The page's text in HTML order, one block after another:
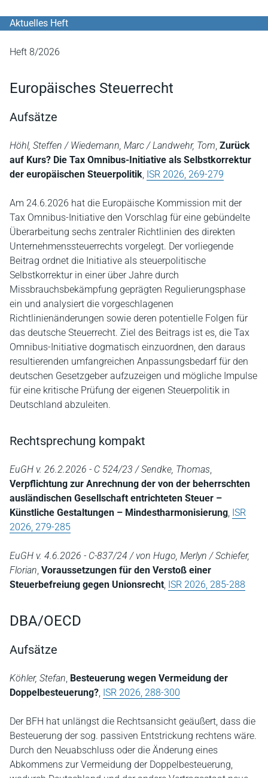
Aktuelles Heft
Heft 8/2026
Europäisches Steuerrecht
Aufsätze
Höhl, Steffen / Wiedemann, Marc / Landwehr, Tom, Zurück
auf Kurs? Die Tax Omnibus-Initiative als Selbstkorrektur
der europäischen Steuerpolitik, ISR 2026, 269-279
Am 24.6.2026 hat die Europäische Kommission mit der
Tax Omnibus-Initiative den Vorschlag für eine gebündelte
Überarbeitung sechs zentraler Richtlinien des direkten
Unternehmenssteuerrechts vorgelegt. Der vorliegende
Beitrag ordnet die Initiative als steuerpolitische
Selbstkorrektur in einer über Jahre durch
Missbrauchsbekämpfung geprägten Regulierungsphase
ein und analysiert die vorgeschlagenen
Richtlinienänderungen sowie deren potentielle Folgen für
das deutsche Steuerrecht. Ziel des Beitrags ist es, die Tax
Omnibus-Initiative dogmatisch einzuordnen, den daraus
resultierenden umfangreichen Anpassungsbedarf für den
deutschen Gesetzgeber aufzuzeigen und mögliche Impulse
für eine kritische Prüfung der eigenen Steuerpolitik in
Deutschland abzuleiten.
Rechtsprechung kompakt
EuGH v. 26.2.2026 - C 524/23 / Sendke, Thomas,
Verpflichtung zur Anrechnung der von der beherrschten
ausländischen Gesellschaft entrichteten Steuer –
Künstliche Gestaltungen – Mindestharmonisierung, ISR
2026, 279-285
EuGH v. 4.6.2026 - C-837/24 / von Hugo, Merlyn / Schiefer,
Florian, Voraussetzungen für den Verstoß einer
Steuerbefreiung gegen Unionsrecht, ISR 2026, 285-288
DBA/OECD
Aufsätze
Köhler, Stefan, Besteuerung wegen Vermeidung der
Doppelbesteuerung?, ISR 2026, 288-300
Der BFH hat unlängst die Rechtsansicht geäußert, dass die
Besteuerung der sog. passiven Entstrickung rechtens wäre.
Durch den Neuabschluss oder die Änderung eines
Abkommens zur Vermeidung der Doppelbesteuerung,